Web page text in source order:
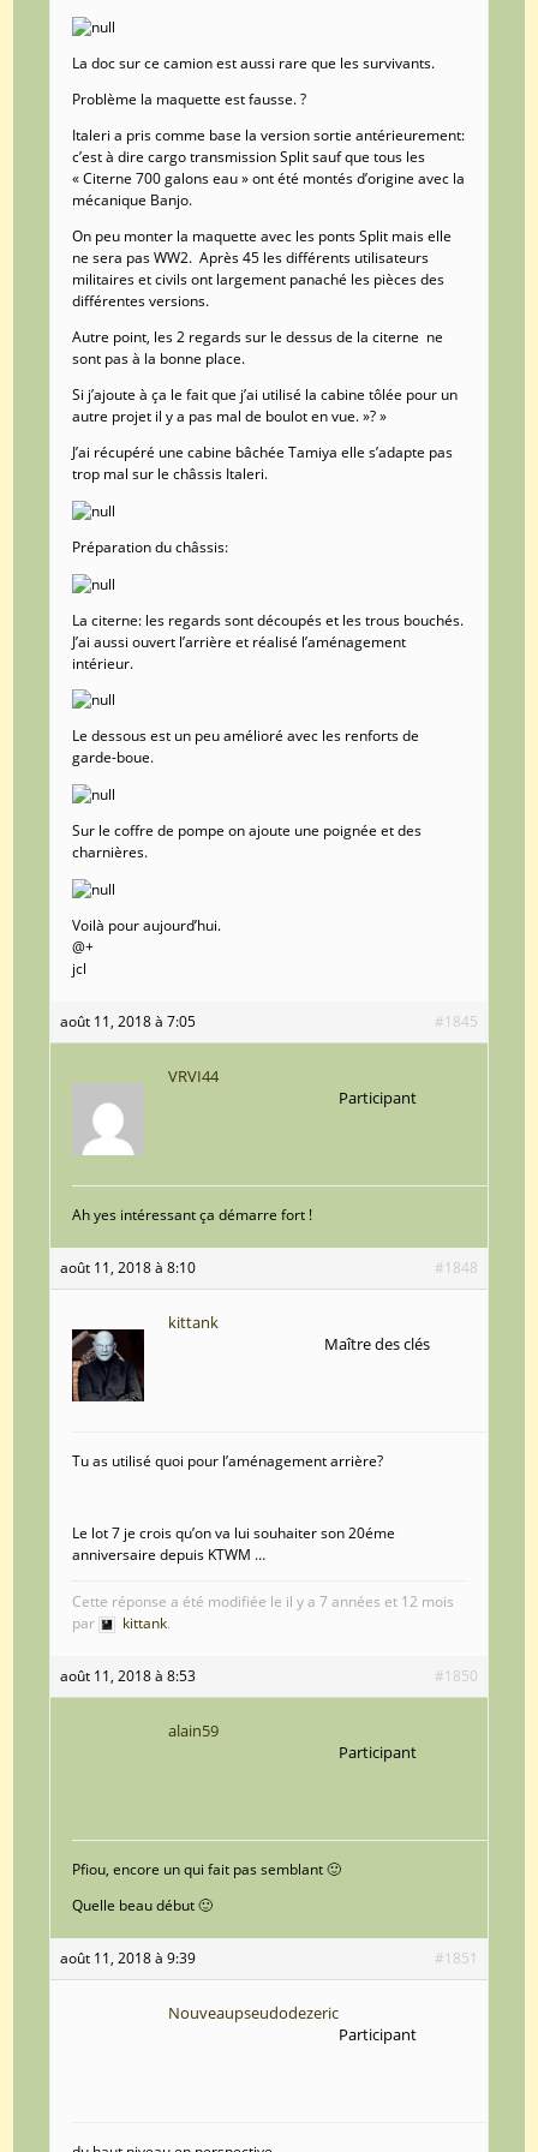
La doc sur ce camion est aussi rare que les survivants.
Problème la maquette est fausse. ?
Italeri a pris comme base la version sortie antérieurement:
c’est à dire cargo transmission Split sauf que tous les
« Citerne 700 galons eau » ont été montés d’origine avec la
mécanique Banjo.
On peu monter la maquette avec les ponts Split mais elle
ne sera pas WW2. Après 45 les différents utilisateurs
militaires et civils ont largement panaché les pièces des
différentes versions.
Autre point, les 2 regards sur le dessus de la citerne ne
sont pas à la bonne place.
Si j’ajoute à ça le fait que j’ai utilisé la cabine tôlée pour un
autre projet il y a pas mal de boulot en vue. »? »
J’ai récupéré une cabine bâchée Tamiya elle s’adapte pas
trop mal sur le châssis Italeri.
Préparation du châssis:
La citerne: les regards sont découpés et les trous bouchés.
J’ai aussi ouvert l’arrière et réalisé l’aménagement
intérieur.
Le dessous est un peu amélioré avec les renforts de
garde-boue.
Sur le coffre de pompe on ajoute une poignée et des
charnières.
Voilà pour aujourd’hui.
@+
jcl
août 11, 2018 à 7:05 #1845
VRVI44
Participant
Ah yes intéressant ça démarre fort !
août 11, 2018 à 8:10 #1848
kittank
Maître des clés
Tu as utilisé quoi pour l’aménagement arrière?
Le lot 7 je crois qu’on va lui souhaiter son 20éme
anniversaire depuis KTWM …
Cette réponse a été modifiée le il y a 7 années et 12 mois
par
kittank.
août 11, 2018 à 8:53 #1850
alain59
Participant
Pfiou, encore un qui fait pas semblant 🙂
Quelle beau début 🙂
août 11, 2018 à 9:39 #1851
Nouveaupseudodezeric
Participant